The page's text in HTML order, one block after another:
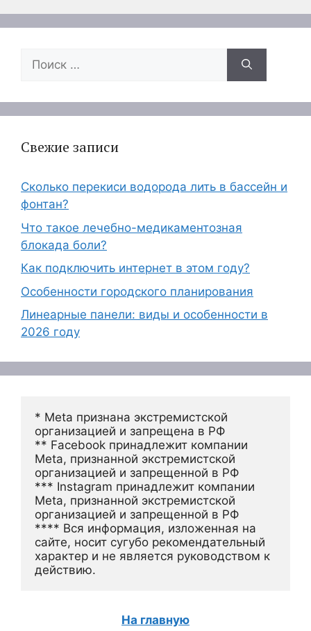
Поиск:
Свежие записи
Сколько перекиси водорода лить в бассейн и
фонтан?
Что такое лечебно-медикаментозная
блокада боли?
Как подключить интернет в этом году?
Особенности городского планирования
Линеарные панели: виды и особенности в
2026 году
* Meta признана экстремистской
организацией и запрещена в РФ
** Facebook принадлежит компании
Meta, признанной экстремистской
организацией и запрещенной в РФ
*** Instagram принадлежит компании
Meta, признанной экстремистской
организацией и запрещенной в РФ
**** Вся информация, изложенная на
сайте, носит сугубо рекомендательный
характер и не является руководством к
действию.
На главную